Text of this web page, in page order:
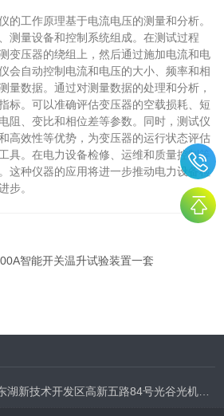
工作原理基于电流电压的测量和分析。
测量设备和控制系统组成。在测试过程
变压器的绕组上，然后通过施加电流和电
会自动控制电流和电压的大小、频率和相
量数据。通过对测量数据的处理和分析，
标。可以准确评估变压器的空载损耗、短
阻、变比和相位差等参数。同时，测试仪
高效性等优势，为变压器的运行状态评估
具。在电力设备检修、运维和质量控制等
这种仪器的应用将进一步推动电力设备检
步。
智能开关温升试验装置一套
地址：湖北省武汉市东湖新技术开发区高新五路84号光谷光机电产业园6栋